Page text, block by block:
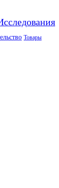
Товары